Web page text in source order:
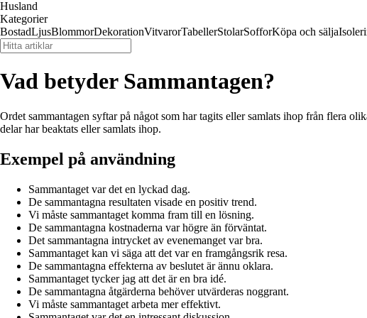
Husland
Kategorier
BostadLjusBlommorDekorationVitvarorTabellerStolarSofforKöpa och sälja
Vad betyder Sammantagen?
Ordet sammantagen syftar på något som har tagits eller samlats ihop från flera
delar har beaktats eller samlats ihop.
Exempel på användning
Sammantaget var det en lyckad dag.
De sammantagna resultaten visade en positiv trend.
Vi måste sammantaget komma fram till en lösning.
De sammantagna kostnaderna var högre än förväntat.
Det sammantagna intrycket av evenemanget var bra.
Sammantaget kan vi säga att det var en framgångsrik resa.
De sammantagna effekterna av beslutet är ännu oklara.
Sammantaget tycker jag att det är en bra idé.
De sammantagna åtgärderna behöver utvärderas noggrant.
Vi måste sammantaget arbeta mer effektivt.